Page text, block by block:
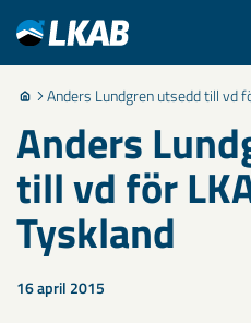
Anders Lundgren utsedd till vd
Anders
till vd för
Tyskland
16 april 2015